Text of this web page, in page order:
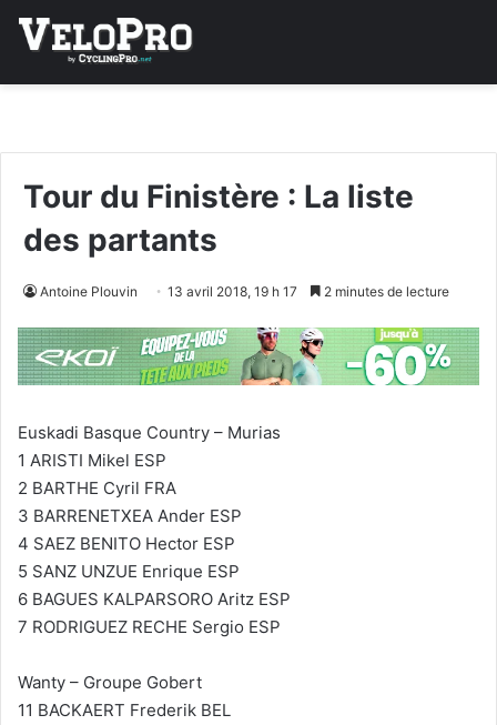
Tour du Finistère : La liste
des partants
Antoine Plouvin 13 avril 2018, 19 h 17 2 minutes de lecture
Euskadi Basque Country – Murias
1 ARISTI Mikel ESP
2 BARTHE Cyril FRA
3 BARRENETXEA Ander ESP
4 SAEZ BENITO Hector ESP
5 SANZ UNZUE Enrique ESP
6 BAGUES KALPARSORO Aritz ESP
7 RODRIGUEZ RECHE Sergio ESP
Wanty – Groupe Gobert
11 BACKAERT Frederik BEL